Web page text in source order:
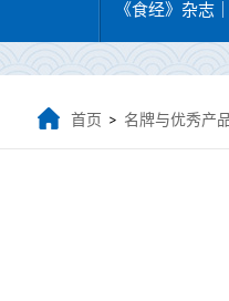
《食经》杂志
首页 > 名牌与优秀产